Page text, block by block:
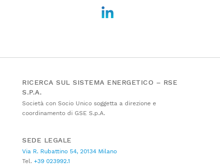
RICERCA SUL SISTEMA ENERGETICO – RSE
S.P.A.
Società con Socio Unico soggetta a direzione e
coordinamento di GSE S.p.A.
SEDE LEGALE
Via R. Rubattino 54, 20134 Milano
Tel. +39 023992.1